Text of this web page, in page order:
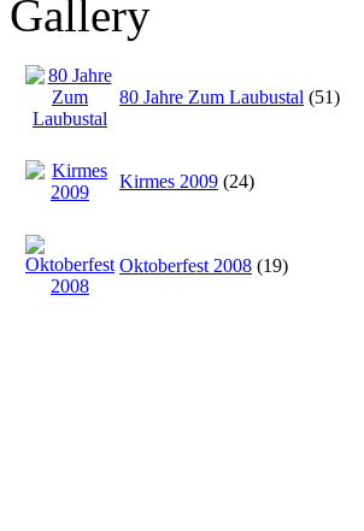
Gallery
80 Jahre Zum Laubustal (51)
Kirmes 2009 (24)
Oktoberfest 2008 (19)